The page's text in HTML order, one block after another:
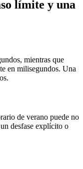
límite y una
mientras que
en milisegundos. Una
de verano puede no
desfase explícito o